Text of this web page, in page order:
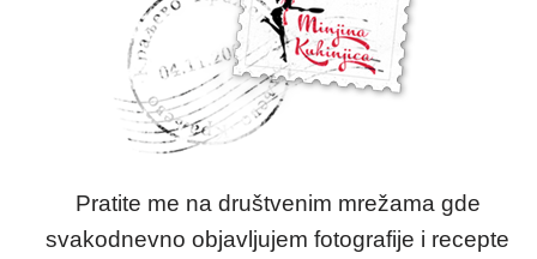
Pratite me na društvenim mrežama gde
svakodnevno objavljujem fotografije i recepte